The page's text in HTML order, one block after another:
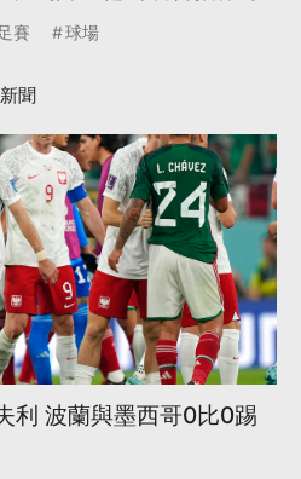
賽 球場
聞
利 波蘭與墨西哥0比0踢